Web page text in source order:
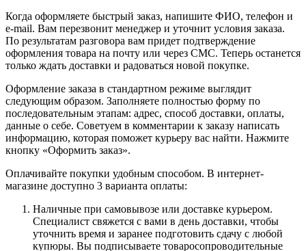
Когда оформляете быстрый заказ, напишите ФИО, телефон и
e-mail. Вам перезвонит менеджер и уточнит условия заказа.
По результатам разговора вам придет подтверждение
оформления товара на почту или через СМС. Теперь останется
только ждать доставки и радоваться новой покупке.
Оформление заказа в стандартном режиме выглядит
следующим образом. Заполняете полностью форму по
последовательным этапам: адрес, способ доставки, оплаты,
данные о себе. Советуем в комментарии к заказу написать
информацию, которая поможет курьеру вас найти. Нажмите
кнопку «Оформить заказ».
Оплачивайте покупки удобным способом. В интернет-
магазине доступно 3 варианта оплаты:
Наличные при самовывозе или доставке курьером.
Специалист свяжется с вами в день доставки, чтобы
уточнить время и заранее подготовить сдачу с любой
купюры. Вы подписываете товаросопроводительные